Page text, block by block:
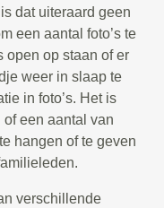
dat uiteraard geen
een aantal foto’s te
open op staan of er
weer in slaap te
in foto’s. Het is
een aantal van
hangen of te geven
verschillende